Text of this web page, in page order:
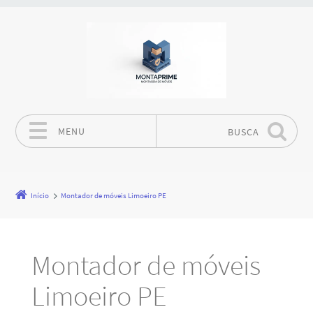
MENU BUSCA
Início Montador de móveis Limoeiro PE
Montador de móveis
Limoeiro PE